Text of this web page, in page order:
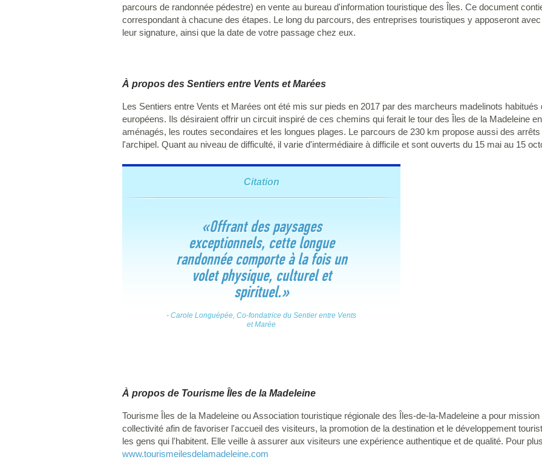
parcours de randonnée pédestre) en vente au bureau d'information touristique des Îles. Ce document
correspondant à chacune des étapes. Le long du parcours, des entreprises touristiques y apposeront
leur signature, ainsi que la date de votre passage chez eux.
À propos des Sentiers entre Vents et Marées
Les Sentiers entre Vents et Marées ont été mis sur pieds en 2017 par des marcheurs madelinots
européens. Ils désiraient offrir un circuit inspiré de ces chemins qui ferait le tour des Îles de la Madeleine
aménagés, les routes secondaires et les longues plages. Le parcours de 230 km propose aussi des
l'archipel. Quant au niveau de difficulté, il varie d'intermédiaire à difficile et sont ouverts du 15 mai au 15
Citation
«Offrant des paysages
exceptionnels, cette longue
randonnée comporte à la fois un
volet physique, culturel et
spirituel.»
- Carole Longuépée, Co-fondatrice du Sentier entre Vents
et Marée
À propos de Tourisme Îles de la Madeleine
Tourisme Îles de la Madeleine ou Association touristique régionale des Îles-de-la-Madeleine a pour
collectivité afin de favoriser l'accueil des visiteurs, la promotion de la destination et le développement
les gens qui l'habitent. Elle veille à assurer aux visiteurs une expérience authentique et de qualité. Pour
www.tourismeilesdelamadeleine.com